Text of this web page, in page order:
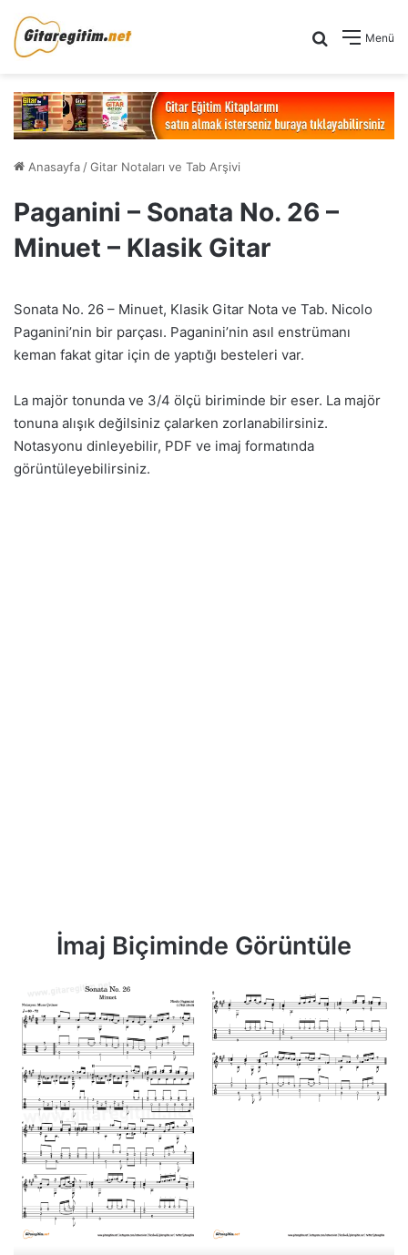
Menü
Arama yap
Anasayfa /Gitar Notaları ve Tab Arşivi
Paganini – Sonata No. 26 –
Minuet – Klasik Gitar
Sonata No. 26 – Minuet, Klasik Gitar Nota ve Tab. Nicolo
Paganini’nin bir parçası. Paganini’nin asıl enstrümanı
keman fakat gitar için de yaptığı besteleri var.
La majör tonunda ve 3/4 ölçü biriminde bir eser. La majör
tonuna alışık değilsiniz çalarken zorlanabilirsiniz.
Notasyonu dinleyebilir, PDF ve imaj formatında
görüntüleyebilirsiniz.
İmaj Biçiminde Görüntüle